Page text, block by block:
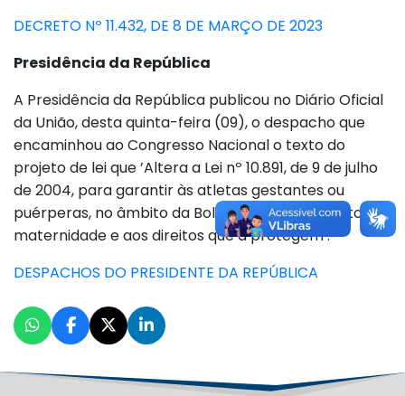
DECRETO Nº 11.432, DE 8 DE MARÇO DE 2023
Presidência da República
A Presidência da República publicou no Diário Oficial
da União, desta quinta-feira (09), o despacho que
encaminhou ao Congresso Nacional o texto do
projeto de lei que ’Altera a Lei nº 10.891, de 9 de julho
de 2004, para garantir às atletas gestantes ou
puérperas, no âmbito da Bolsa-Atleta, o respeito à
maternidade e aos direitos que a protegem’.
DESPACHOS DO PRESIDENTE DA REPÚBLICA